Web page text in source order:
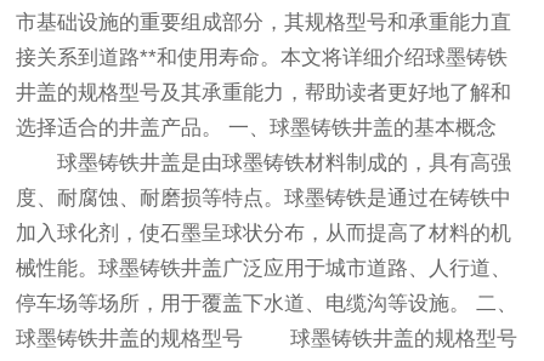
市基础设施的重要组成部分，其规格型号和承重能力直
接关系到道路**和使用寿命。本文将详细介绍球墨铸铁
井盖的规格型号及其承重能力，帮助读者更好地了解和
选择适合的井盖产品。 一、球墨铸铁井盖的基本概念
球墨铸铁井盖是由球墨铸铁材料制成的，具有高强
度、耐腐蚀、耐磨损等特点。球墨铸铁是通过在铸铁中
加入球化剂，使石墨呈球状分布，从而提高了材料的机
械性能。球墨铸铁井盖广泛应用于城市道路、人行道、
停车场等场所，用于覆盖下水道、电缆沟等设施。 二、
球墨铸铁井盖的规格型号 球墨铸铁井盖的规格型号